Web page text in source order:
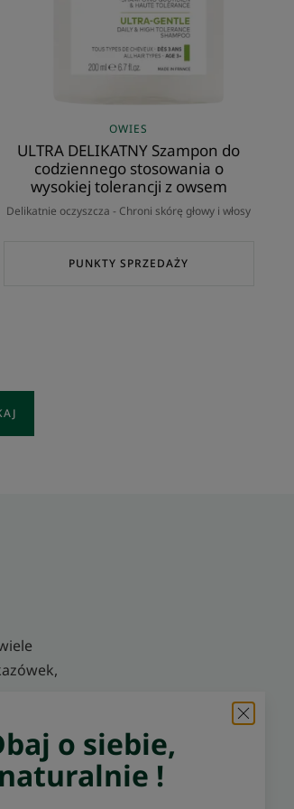
OWIES
ULTRA DELIKATNY Szampon do
codziennego stosowania o
wysokiej tolerancji z owsem
Delikatnie oczyszcza - Chroni skórę głowy i włosy
PUNKTY SPRZEDAŻY
o siebie,
naturalnie !